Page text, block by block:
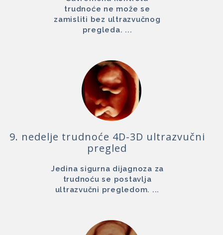
trudnoće ne može se
zamisliti bez ultrazvučnog
pregleda. ...
9. nedelje trudnoće 4D-3D ultrazvučni
pregled
Jedina sigurna dijagnoza za
trudnoću se postavlja
ultrazvučni pregledom. ...